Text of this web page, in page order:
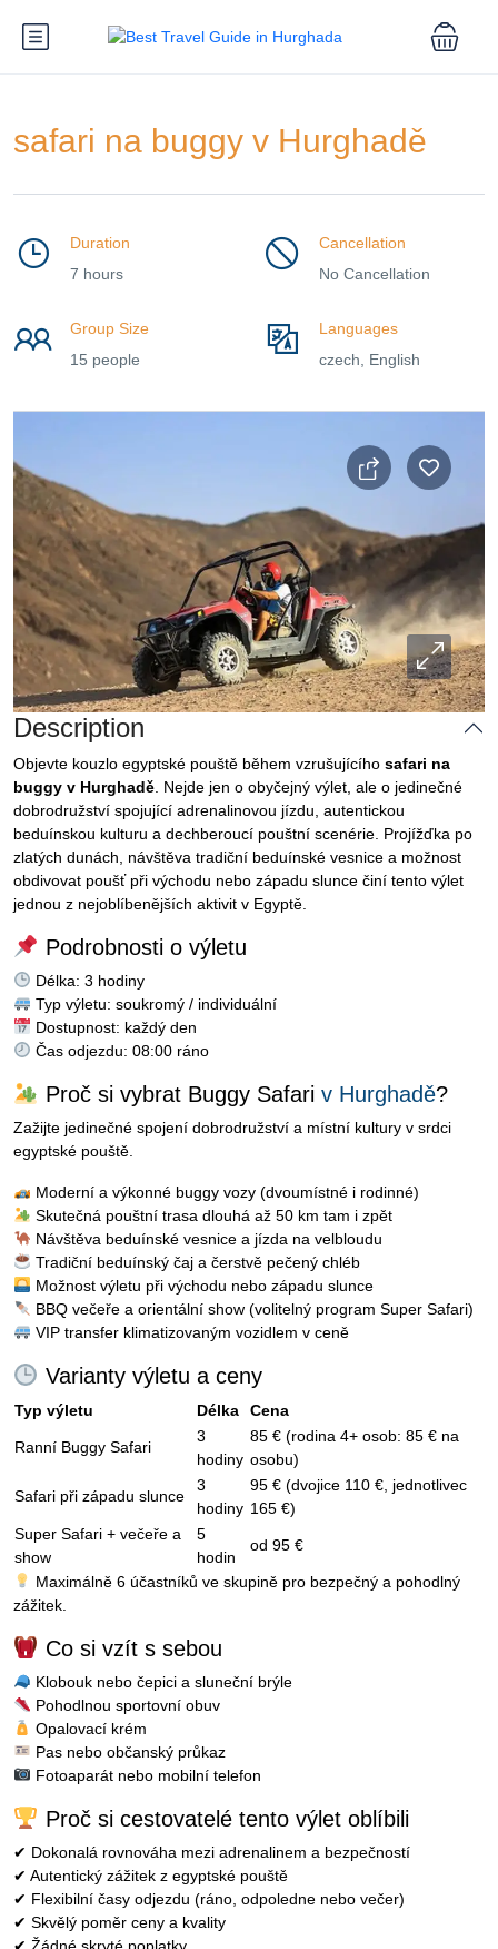
safari na buggy v Hurghadě
Duration
7 hours
Cancellation
No Cancellation
Group Size
15 people
Languages
czech, English
Description
Objevte kouzlo egyptské pouště během vzrušujícího safari na
buggy v Hurghadě . Nejde jen o obyčejný výlet, ale o jedinečné
dobrodružství spojující adrenalinovou jízdu, autentickou
beduínskou kulturu a dechberoucí pouštní scenérie. Projížďka po
zlatých dunách, návštěva tradiční beduínské vesnice a možnost
obdivovat poušť při východu nebo západu slunce činí tento výlet
jednou z nejoblíbenějších aktivit v Egyptě.
Podrobnosti o výletu
Délka: 3 hodiny
Typ výletu: soukromý / individuální
Dostupnost: každý den
Čas odjezdu: 08:00 ráno
Proč si vybrat Buggy Safari v Hurghadě?
Zažijte jedinečné spojení dobrodružství a místní kultury v srdci
egyptské pouště.
Moderní a výkonné buggy vozy (dvoumístné i rodinné)
Skutečná pouštní trasa dlouhá až 50 km tam i zpět
Návštěva beduínské vesnice a jízda na velbloudu
Tradiční beduínský čaj a čerstvě pečený chléb
Možnost výletu při východu nebo západu slunce
BBQ večeře a orientální show (volitelný program Super Safari)
VIP transfer klimatizovaným vozidlem v ceně
Varianty výletu a ceny
Typ výletu Délka Cena
Ranní Buggy Safari
3
hodiny
85 € (rodina 4+ osob: 85 € na
osobu)
Safari při západu slunce
3
hodiny
95 € (dvojice 110 €, jednotlivec
165 €)
Super Safari + večeře a
show
5
hodin
od 95 €
Maximálně 6 účastníků ve skupině pro bezpečný a pohodlný
zážitek.
Co si vzít s sebou
Klobouk nebo čepici a sluneční brýle
Pohodlnou sportovní obuv
Opalovací krém
Pas nebo občanský průkaz
Fotoaparát nebo mobilní telefon
Proč si cestovatelé tento výlet oblíbili
✔ Dokonalá rovnováha mezi adrenalinem a bezpečností
✔ Autentický zážitek z egyptské pouště
✔ Flexibilní časy odjezdu (ráno, odpoledne nebo večer)
✔ Skvělý poměr ceny a kvality